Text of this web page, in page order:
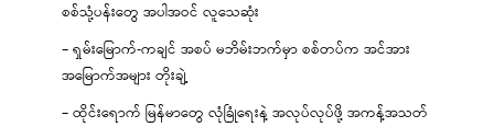
စစ်သုံ့ပန်းတွေ အပါအဝင် လူသေဆုံး
– ရှမ်းမြောက်-ကချင် အစပ် မဘိမ်းဘက်မှာ စစ်တပ်က အင်အား
အမြောက်အများ တိုးချဲ့
– ထိုင်းရောက် မြန်မာတွေ လုံခြုံရေးနဲ့ အလုပ်လုပ်ဖို့ အကန့်အသတ်